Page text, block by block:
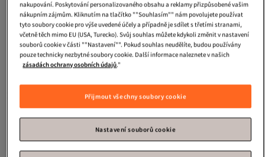
Kiddo
Khaki kožené chlapecké
boty
1 266
nakupování. Poskytování personalizovaného obsahu a reklamy přizpůsobené vašim
nákupním zájmům. Kliknutím na tlačítko ""Souhlasím"" nám povolujete používat
tyto soubory cookie pro výše uvedené účely a případně je sdílet s třetími stranami,
včetně těch mimo EU (USA, Turecko). Svůj souhlas můžete kdykoli změnit v nastavení
souborů cookie v části ""Nastavení"". Pokud souhlas neudělíte, budou používány
pouze technicky nezbytné soubory cookie. Další informace naleznete v našich
zásadách ochrany osobních údajů."
Přijmout všechny soubory cookie
Nastavení souborů cookie